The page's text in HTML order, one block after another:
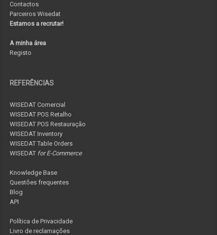
Contactos
Parceiros Wisedat
Estamos a recrutar!
A minha área
Registo
REFERÊNCIAS
WISEDAT Comercial
WISEDAT POS Retalho
WISEDAT POS Restauração
WISEDAT Inventory
WISEDAT Table Orders
WISEDAT for E-Commerce
Knowledge Base
Questões frequentes
Blog
API
Política de Privacidade
Livro de reclamações